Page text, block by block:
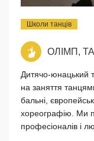
Школи танців
ОЛІМП,
Дитячо-юнацький
на заняття
бальні,
хореографію. Ми
професіоналів і